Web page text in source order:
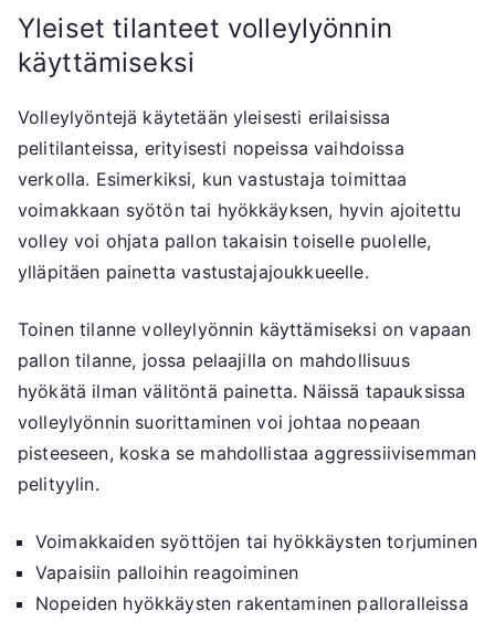
Yleiset tilanteet volleylyönnin
käyttämiseksi
Volleylyöntejä käytetään yleisesti erilaisissa
pelitilanteissa, erityisesti nopeissa vaihdoissa
verkolla. Esimerkiksi, kun vastustaja toimittaa
voimakkaan syötön tai hyökkäyksen, hyvin ajoitettu
volley voi ohjata pallon takaisin toiselle puolelle,
ylläpitäen painetta vastustajajoukkueelle.
Toinen tilanne volleylyönnin käyttämiseksi on vapaan
pallon tilanne, jossa pelaajilla on mahdollisuus
hyökätä ilman välitöntä painetta. Näissä tapauksissa
volleylyönnin suorittaminen voi johtaa nopeaan
pisteeseen, koska se mahdollistaa aggressiivisemman
pelityylin.
Voimakkaiden syöttöjen tai hyökkäysten torjuminen
Vapaisiin palloihin reagoiminen
Nopeiden hyökkäysten rakentaminen palloralleissa